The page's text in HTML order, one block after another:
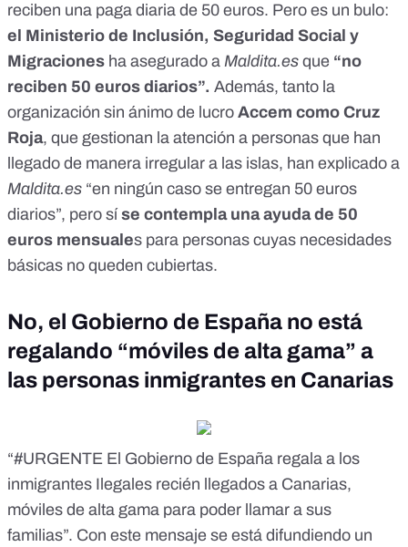
reciben una paga diaria de 50 euros. Pero es un bulo:
el Ministerio de Inclusión, Seguridad Social y
Migraciones ha asegurado a Maldita.es que “no
reciben 50 euros diarios”. Además, tanto la
organización sin ánimo de lucro Accem como Cruz
Roja, que gestionan la atención a personas que han
llegado de manera irregular a las islas, han explicado a
Maldita.es “en ningún caso se entregan 50 euros
diarios”, pero síse contempla una ayuda de 50
euros mensuales para personas cuyas necesidades
básicas no queden cubiertas.
No, el Gobierno de España no está
regalando “móviles de alta gama” a
las personas inmigrantes en Canarias
“#URGENTE El Gobierno de España regala a los
inmigrantes Ilegales recién llegados a Canarias,
móviles de alta gama para poder llamar a sus
familias”. Con este mensaje se está difundiendo un